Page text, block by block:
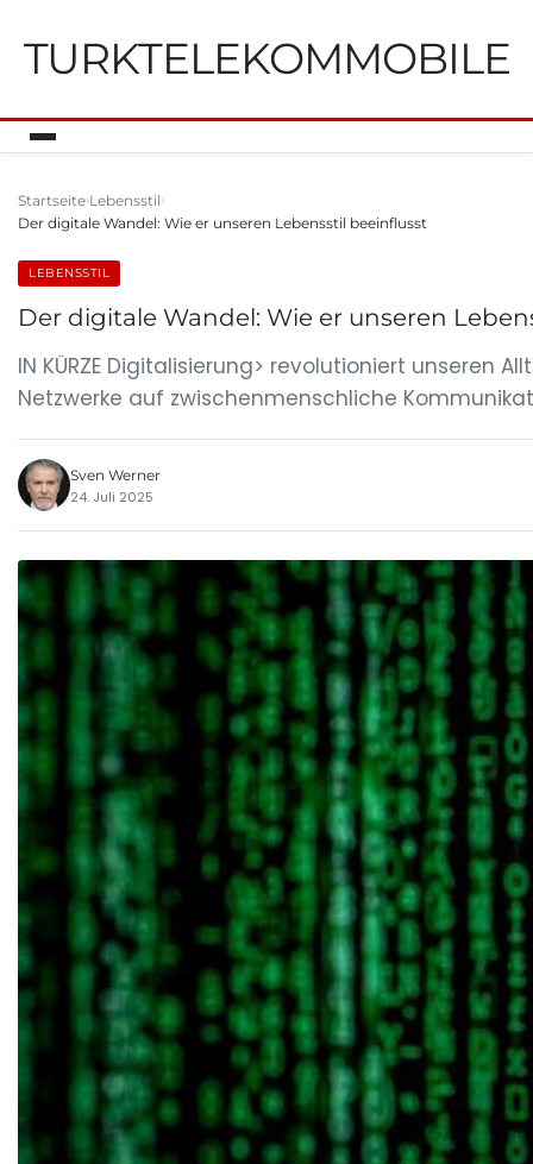
TURKTELEKOMMOBILE
Startseite Lebensstil
Der digitale Wandel: Wie er unseren Lebensstil beeinflusst
LEBENSSTIL
Der digitale Wandel: Wie er unseren
IN KÜRZE Digitalisierung> revolutioniert unseren
Netzwerke auf zwischenmenschliche
Sven Werner
24. Juli 2025